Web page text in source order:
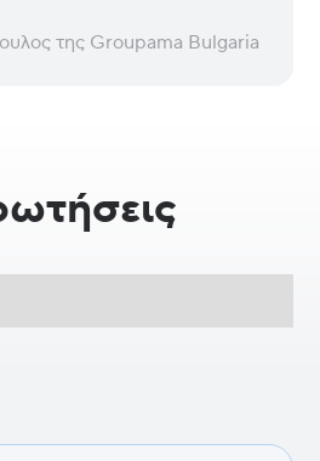
της Groupama Bulgaria